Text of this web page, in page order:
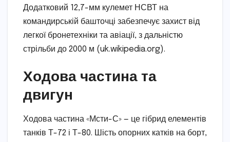
Додатковий 12,7-мм кулемет НСВТ на
командирській башточці забезпечує захист від
легкої бронетехніки та авіації, з дальністю
стрільби до 2000 м (uk.wikipedia.org).
Ходова частина та
двигун
Ходова частина «Мсти-С» — це гібрид елементів
танків Т-72 і Т-80. Шість опорних катків на борт,